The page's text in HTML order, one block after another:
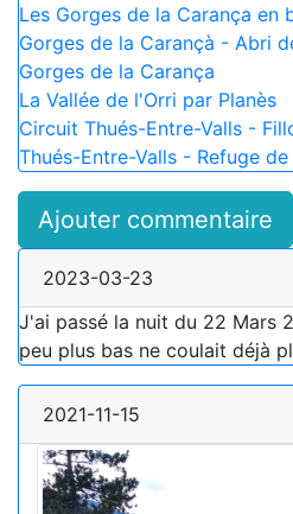
Les Gorges de la Carança en
Gorges de la Carançà - Abri
Gorges de la Carança
La Vallée de l'Orri par Planès
Circuit Thués-Entre-Valls -
Thués-Entre-Valls - Refuge
Ajouter commentaire
2023-03-23
J'ai passé la nuit du 22 Mars
peu plus bas ne coulait déjà
2021-11-15